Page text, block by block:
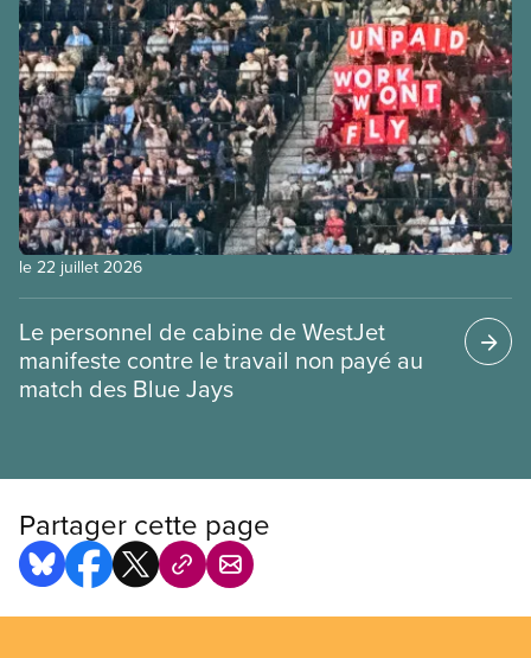
le 22 juillet 2026
Le personnel de cabine de WestJet
manifeste contre le travail non payé au
match des Blue Jays
Partager cette page